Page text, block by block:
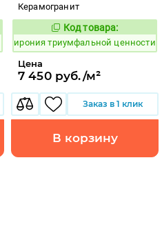
Керамогранит
1106867
Код товара:
ирония триумфальной ценности
Цена
7 450 руб./м²
Заказ в 1 клик
В корзину